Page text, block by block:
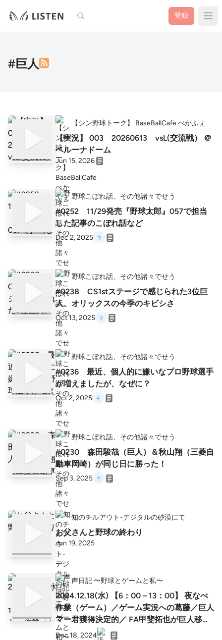
検索 登録
#巨人
【シン野球トーク】 BaseBallCafe べかふぇ
【実況】 003 20260613 vsL(交流戦） ＠
ベルーナドーム
Jun 15, 2026
野球こぼれ話、その他諸々でせう
#0252 11/29発売『野球太郎』057で担当
した記事のこぼれ話など
Dec 2, 2025
野球こぼれ話、その他諸々でせう
#0238 CS1stステージで感じられた3位巨
人、オリックスの今季のキビシさ
Oct 13, 2025
野球こぼれ話、その他諸々でせう
#0236 最近、個人的に嫌いなプロ野球選手
が増えましたが、なぜに？
Oct 2, 2025
野球こぼれ話、その他諸々でせう
#0230 森田駿哉（巨人）＆秋山翔（三菱自
動車岡崎）が同じ日に勝った！
Sep 3, 2025
知のチルアウト-デジタルの砂漠にて
お父さんと野球の終わり
Jun 19, 2025
声日記 〜野球とゲームと私〜
2024.12.18(水) 【6：00－13：00】 夜なべ
作業（ゲーム）／ゲーム実況への葛藤／巨人
マー君獲得決定的／ FA甲斐拓也が巨人移籍
へ
Dec 18, 2024